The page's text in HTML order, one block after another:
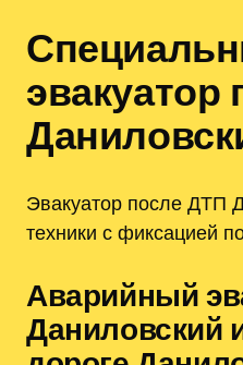
эвакуатор
Эвакуатор после ДТП
техники с фиксацией
Аварийный
Даниловский